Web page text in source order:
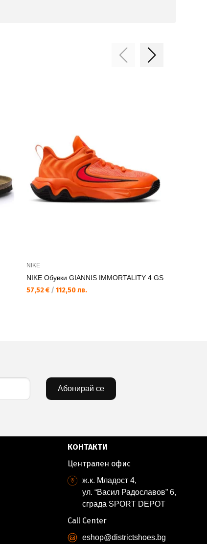
NIKE
NIKE Обувки GIANNIS IMMORTALITY 4 GS
57,52 € / 112,50 лв.
Абонирай се
КОНТАКТИ
Централен офис
ж.к. Младост 4,
ул. “Васил Радославов” 6,
сграда SPORT DEPOT
Call Center
eshop@districtshoes.bg